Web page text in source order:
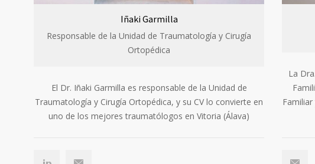
Iñaki Garmilla
Responsable de la Unidad de Traumatología y Cirugía
Ortopédica
El Dr. Iñaki Garmilla es responsable de la Unidad de
Traumatología y Cirugía Ortopédica, y su CV lo convierte en
uno de los mejores traumatólogos en Vitoria (Álava)
La